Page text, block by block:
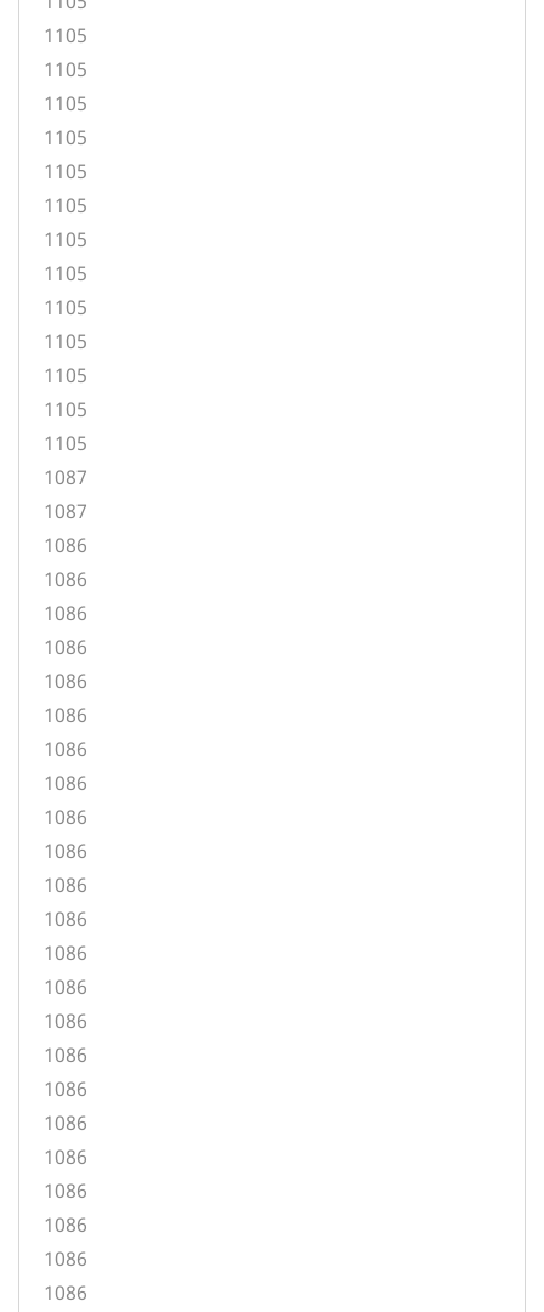
1105
1105
1105
1105
1105
1105
1105
1105
1105
1105
1105
1105
1105
1087
1087
1086
1086
1086
1086
1086
1086
1086
1086
1086
1086
1086
1086
1086
1086
1086
1086
1086
1086
1086
1086
1086
1086
1086